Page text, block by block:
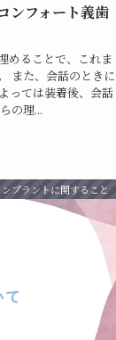
ンフォート義歯
めることで、これま
また、会話のときに
っては装着後、会話
の理...
ンプラントに関すること